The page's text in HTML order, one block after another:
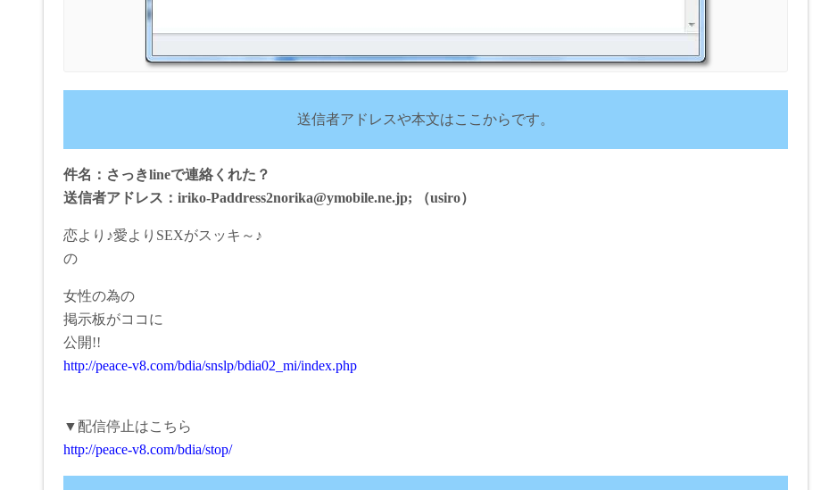
送信者アドレスや本文はここからです。
件名：さっきlineで連絡くれた？
送信者アドレス：iriko-Paddress2norika@ymobile.ne.jp; （usiro）
恋より♪愛よりSEXがスッキ～♪
の
女性の為の
掲示板がココに
公開!!
http://peace-v8.com/bdia/snslp/bdia02_mi/index.php
▼配信停止はこちら
http://peace-v8.com/bdia/stop/